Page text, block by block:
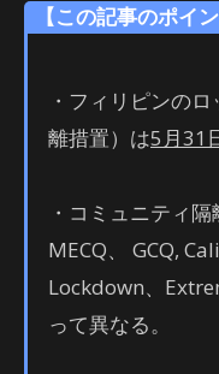
【この記事のポイン
・フィリピンの
離措置）は5月31
・コミュニティ隔
MECQ、 GCQ,
Lockdown、
って異なる。